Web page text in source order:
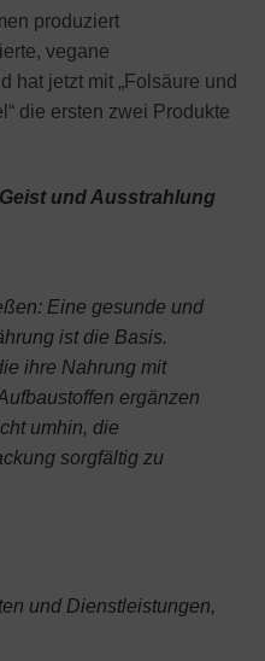
produziert
vegane
hat jetzt mit „Folsäure und
die ersten zwei Produkte
und Ausstrahlung
Eine gesunde und
ist die Basis.
ihre Nahrung mit
ergänzen
umhin, die
sorgfältig zu
und Dienstleistungen,